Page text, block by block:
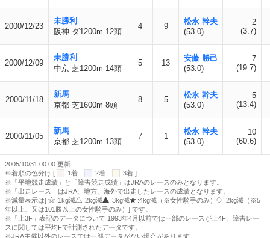
2000/12/23
未勝利
阪神 ダ1200m 12頭
4 9
松永 幹夫
(53.0)
2
(3.7)
2000/12/09
未勝利
中京 芝1200m 14頭
5 13
安藤 勝己
(53.0)
7
(19.7)
2000/11/18
新馬
京都 芝1600m 8頭
8 5
松永 幹夫
(53.0)
5
(13.4)
2000/11/05
新馬
京都 芝1200m 13頭
7 1
松永 幹夫
(53.0)
10
(60.6)
2005/10/31 00:00 更新
※着順の色分け [
:1着 :2着
:3着 ]
※「平地競走成績」と「障害競走成績」はJRAのレースのみとなります。
※「出走レース」はJRA、地方、海外で出走したレースの成績となります。
※減量表示は[
:1kg減 :2kg減 :3kg減 :4kg減（※女性騎手のみ）
:2kg減（※5
年以上、又は101勝以上の女性騎手のみ）] です。
※「上3F」表記のデータについて 1993年4月以前では一部のレースが上4F、障害レー
スに関しては平均Fで計測されたデータです。
※JRA主催以外のレースでは一部データがない場合があります。